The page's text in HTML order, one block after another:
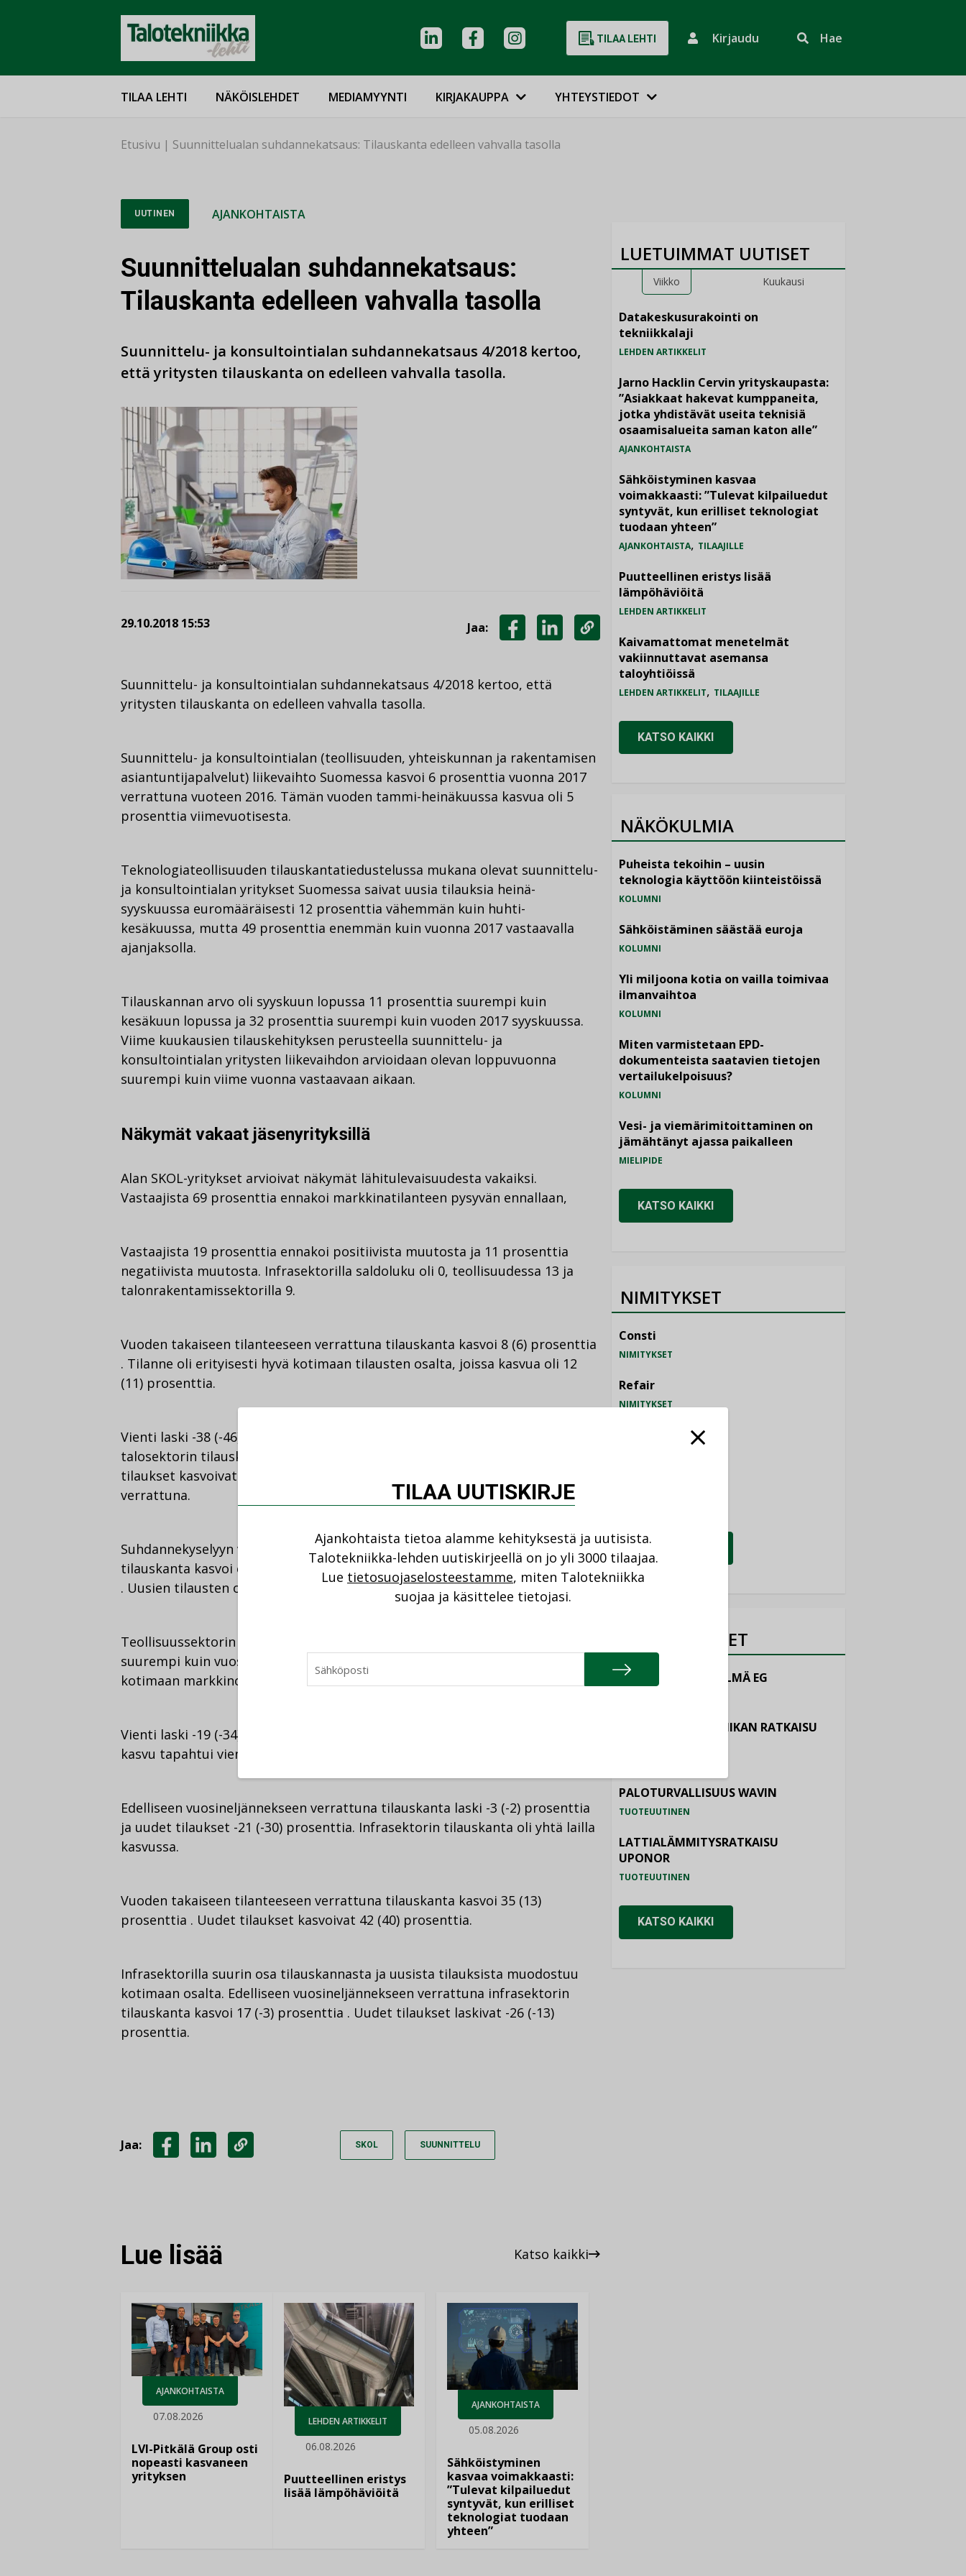
TILAA LEHTI Kirjaudu Hae
TILAA LEHTI NÄKÖISLEHDET MEDIAMYYNTI KIRJAKAUPPA YHTEYSTIEDOT
Etusivu | Suunnittelualan suhdannekatsaus: Tilauskanta edelleen vahvalla tasolla
UUTINEN AJANKOHTAISTA
Suunnittelualan suhdannekatsaus:
Tilauskanta edelleen vahvalla tasolla
Suunnittelu- ja konsultointialan suhdannekatsaus 4/2018 kertoo,
että yritysten tilauskanta on edelleen vahvalla tasolla.
29.10.2018 15:53 Jaa:
LINKEDINISSÄ
KOPIOI
LINKKI
Suunnittelu- ja konsultointialan suhdannekatsaus 4/2018 kertoo, että
yritysten tilauskanta on edelleen vahvalla tasolla.
Suunnittelu- ja konsultointialan (teollisuuden, yhteiskunnan ja rakentamisen
asiantuntijapalvelut) liikevaihto Suomessa kasvoi 6 prosenttia vuonna 2017
verrattuna vuoteen 2016. Tämän vuoden tammi-heinäkuussa kasvua oli 5
prosenttia viimevuotisesta.
Teknologiateollisuuden tilauskantatiedustelussa mukana olevat suunnittelu-
ja konsultointialan yritykset Suomessa saivat uusia tilauksia heinä-
syyskuussa euromääräisesti 12 prosenttia vähemmän kuin huhti-
kesäkuussa, mutta 49 prosenttia enemmän kuin vuonna 2017 vastaavalla
ajanjaksolla.
Tilauskannan arvo oli syyskuun lopussa 11 prosenttia suurempi kuin
kesäkuun lopussa ja 32 prosenttia suurempi kuin vuoden 2017 syyskuussa.
Viime kuukausien tilauskehityksen perusteella suunnittelu- ja
konsultointialan yritysten liikevaihdon arvioidaan olevan loppuvuonna
suurempi kuin viime vuonna vastaavaan aikaan.
Näkymät vakaat jäsenyrityksillä
Alan SKOL-yritykset arvioivat näkymät lähitulevaisuudesta vakaiksi.
Vastaajista 69 prosenttia ennakoi markkinatilanteen pysyvän ennallaan,
Vastaajista 19 prosenttia ennakoi positiivista muutosta ja 11 prosenttia
negatiivista muutosta. Infrasektorilla saldoluku oli 0, teollisuudessa 13 ja
talonrakentamissektorilla 9.
Vuoden takaiseen tilanteeseen verrattuna tilauskanta kasvoi 8 (6) prosenttia
. Tilanne oli erityisesti hyvä kotimaan tilausten osalta, joissa kasvua oli 12
(11) prosenttia.
Vienti laski -38 (-46) prosenttia , tosin euromääräisesti viennin osuus
talosektorin tilauskannasta on pieni verrattuna teollisuussektoriin. Uudet
tilaukset kasvoivat 10 (-4) prosenttia vuoden takaiseen tilanteeseen
verrattuna.
Suhdannekyselyyn vastanneiden talonrakentamissektorin SKOL-yritysten
tilauskanta kasvoi edelliseen vuosineljännekseen verrattuna 2 (-3) prosenttia
. Uusien tilausten osalta oli laskua -5 (30) prosenttia.
Teollisuussektorin SKOLin jäsenyritysten tilauskanta on 13 (9) prosenttia
suurempi kuin vuosi sitten. Tilauskannan positiivinen kehitys syntyi
kotimaan markkinoilla, joissa oli kasvua 39 (47) prosenttia.
Vienti laski -19 (-34) prosenttia . Uudet tilaukset kasvoivat 4 (4) prosenttia ja
kasvu tapahtui vientimarkkinoilla.
Edelliseen vuosineljännekseen verrattuna tilauskanta laski -3 (-2) prosenttia
ja uudet tilaukset -21 (-30) prosenttia. Infrasektorin tilauskanta oli yhtä lailla
kasvussa.
Vuoden takaiseen tilanteeseen verrattuna tilauskanta kasvoi 35 (13)
prosenttia . Uudet tilaukset kasvoivat 42 (40) prosenttia.
Infrasektorilla suurin osa tilauskannasta ja uusista tilauksista muodostuu
kotimaan osalta. Edelliseen vuosineljännekseen verrattuna infrasektorin
tilauskanta kasvoi 17 (-3) prosenttia . Uudet tilaukset laskivat -26 (-13)
prosenttia.
Jaa: SKOL SUUNNITTELU
Lue lisää Katso kaikki
AJANKOHTAISTA
07.08.2026
LVI-Pitkälä Group osti
nopeasti kasvaneen
yrityksen
LEHDEN ARTIKKELIT
06.08.2026
Puutteellinen eristys
lisää lämpöhäviöitä
AJANKOHTAISTA
05.08.2026
Sähköistyminen
kasvaa voimakkaasti:
”Tulevat kilpailuedut
syntyvät, kun erilliset
teknologiat tuodaan
yhteen”
LUETUIMMAT UUTISET
Viikko Kuukausi
Datakeskusurakointi on
tekniikkalaji
LEHDEN ARTIKKELIT
Jarno Hacklin Cervin yrityskaupasta:
”Asiakkaat hakevat kumppaneita,
jotka yhdistävät useita teknisiä
osaamisalueita saman katon alle”
AJANKOHTAISTA
Sähköistyminen kasvaa
voimakkaasti: ”Tulevat kilpailuedut
syntyvät, kun erilliset teknologiat
tuodaan yhteen”
AJANKOHTAISTA, TILAAJILLE
Puutteellinen eristys lisää
lämpöhäviöitä
LEHDEN ARTIKKELIT
Kaivamattomat menetelmät
vakiinnuttavat asemansa
taloyhtiöissä
LEHDEN ARTIKKELIT, TILAAJILLE
KATSO KAIKKI
NÄKÖKULMIA
Puheista tekoihin – uusin
teknologia käyttöön kiinteistöissä
KOLUMNI
Sähköistäminen säästää euroja
KOLUMNI
Yli miljoona kotia on vailla toimivaa
ilmanvaihtoa
KOLUMNI
Miten varmistetaan EPD-
dokumenteista saatavien tietojen
vertailukelpoisuus?
KOLUMNI
Vesi- ja viemärimitoittaminen on
jämähtänyt ajassa paikalleen
MIELIPIDE
KATSO KAIKKI
NIMITYKSET
Consti
NIMITYKSET
Refair
NIMITYKSET
KATSO KAIKKI
TUOTEUUTISET
HALLINTAJÄRJESTELMÄ EG
ILMASTOINTITEKNIIKAN RATKAISU
PALOTURVALLISUUS WAVIN
TUOTEUUTINEN
LATTIALÄMMITYSRATKAISU
UPONOR
TUOTEUUTINEN
KATSO KAIKKI
TILAA UUTISKIRJE
Ajankohtaista tietoa alamme kehityksestä ja uutisista.
Talotekniikka-lehden uutiskirjeellä on jo yli 3000 tilaajaa.
Lue tietosuojaselosteestamme, miten Talotekniikka
suojaa ja käsittelee tietojasi.